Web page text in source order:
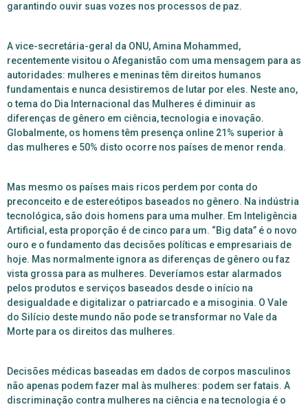
garantindo ouvir suas vozes nos processos de paz.
A vice-secretária-geral da ONU, Amina Mohammed,
recentemente visitou o Afeganistão com uma mensagem para as
autoridades: mulheres e meninas têm direitos humanos
fundamentais e nunca desistiremos de lutar por eles. Neste ano,
o tema do Dia Internacional das Mulheres é diminuir as
diferenças de gênero em ciência, tecnologia e inovação.
Globalmente, os homens têm presença online 21% superior à
das mulheres e 50% disto ocorre nos países de menor renda.
Mas mesmo os países mais ricos perdem por conta do
preconceito e de estereótipos baseados no gênero. Na indústria
tecnológica, são dois homens para uma mulher. Em Inteligência
Artificial, esta proporção é de cinco para um. “Big data” é o novo
ouro e o fundamento das decisões políticas e empresariais de
hoje. Mas normalmente ignora as diferenças de gênero ou faz
vista grossa para as mulheres. Deveríamos estar alarmados
pelos produtos e serviços baseados desde o início na
desigualdade e digitalizar o patriarcado e a misoginia. O Vale
do Silício deste mundo não pode se transformar no Vale da
Morte para os direitos das mulheres.
Decisões médicas baseadas em dados de corpos masculinos
não apenas podem fazer mal às mulheres: podem ser fatais. A
discriminação contra mulheres na ciência e na tecnologia é o